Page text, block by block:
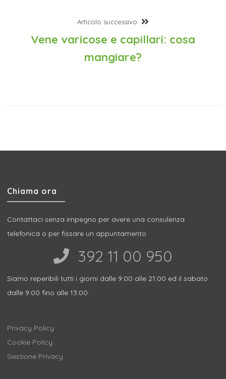
Articolo successivo
Vene varicose e capillari: cosa
mangiare?
Chiama ora
Contattaci senza impegno per avere una consulenza
telefonica o per fissare un appuntamento
392 11 00 950‬
Siamo reperibili tutti i giorni dalle 9:00 alle 21:00 ed il sabato
dalle 9:00 fino alle 13:00.
Privacy Policy
Cookie Policy
Gestione Privacy